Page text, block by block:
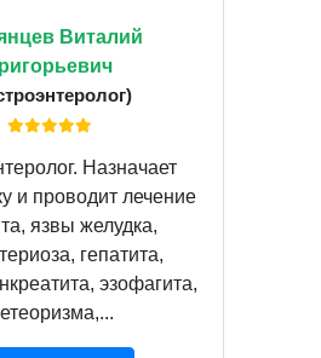
Виталий
Назначает
и проводит лечение
язвы желудка,
гепатита,
эзофагита,